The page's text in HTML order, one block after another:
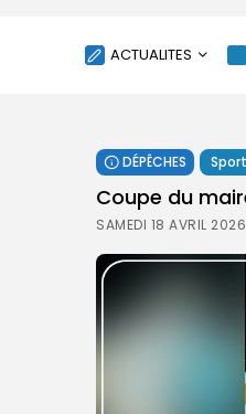
ACTUALITES
SOCIÉTÉ
ÉCONOMIE
CULTURE
SPORT
ENVIRONNEMENT
INTERNATIONAL
DÉPÊCHES Sport
Coupe du
SAMEDI 18 AVRIL